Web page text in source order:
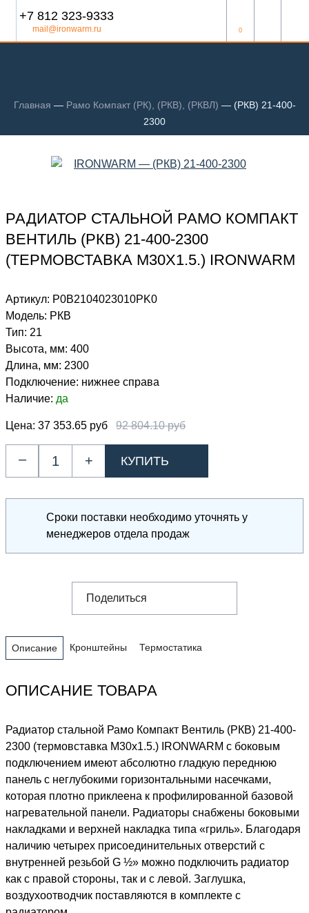
+7 812 323-9333
mail@ironwarm.ru 0
Главная — Рамо Компакт (РК), (РКВ), (РКВЛ) — (РКВ) 21-400-
2300
РАДИАТОР СТАЛЬНОЙ РАМО КОМПАКТ
ВЕНТИЛЬ (РКВ) 21-400-2300
(ТЕРМОВСТАВКА М30Х1.5.) IRONWARM
Артикул: Р0В2104023010PK0
Модель: РКВ
Тип: 21
Высота, мм: 400
Длина, мм: 2300
Подключение: нижнее справа
Наличие: да
Цена: 37 353.65 руб 92 804.10 руб
– +
Сроки поставки необходимо уточнять у
менеджеров отдела продаж
Поделиться
Описание Кронштейны Термостатика
ОПИСАНИЕ ТОВАРА
Радиатор стальной Рамо Компакт Вентиль (РКВ) 21-400-
2300 (термовставка М30х1.5.) IRONWARM с боковым
подключением имеют абсолютно гладкую переднюю
панель с неглубокими горизонтальными насечками,
которая плотно приклеена к профилированной базовой
нагревательной панели. Радиаторы снабжены боковыми
накладками и верхней накладка типа «гриль». Благодаря
наличию четырех присоединительных отверстий с
внутренней резьбой G ½» можно подключить радиатор
как с правой стороны, так и с левой. Заглушка,
воздухоотводчик поставляются в комплекте с